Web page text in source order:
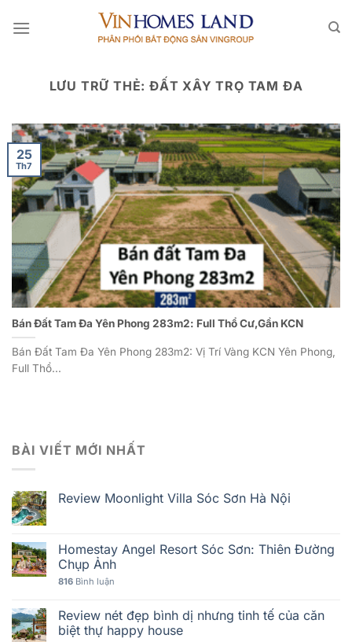
qua
LƯU TRỮ THẺ: ĐẤT XÂY TRỌ TAM ĐA
Bán Đất Tam Đa Yên Phong 283m2: Full Thổ Cư,Gần KCN
Bán Đất Tam Đa Yên Phong 283m2: Vị Trí Vàng KCN Yên Phong,
Full Thổ...
25
Th7
BÀI VIẾT MỚI NHẤT
Review Moonlight Villa Sóc Sơn Hà Nội
Homestay Angel Resort Sóc Sơn: Thiên Đường
Chụp Ảnh
816 Bình luận
Review nét đẹp bình dị nhưng tinh tế của căn
biệt thự happy house